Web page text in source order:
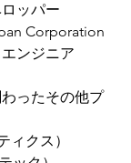
ッパー
Corporation
ンジニア
わったその他プ
ィクス）